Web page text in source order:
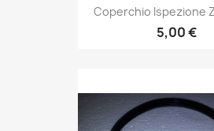
Coperchio Ispezione
5,00 €